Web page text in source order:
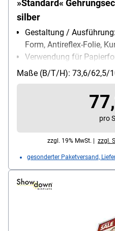
»Standard«
silber
Gestaltung /
Form, Antireflex-Folie,
Verwendung für
Einsatzbereich:
Maße (B/T/H): 73,6/62,5/
77,
pro
zzgl. 19% MwSt. | zzgl.
gesonderter Paketversand,